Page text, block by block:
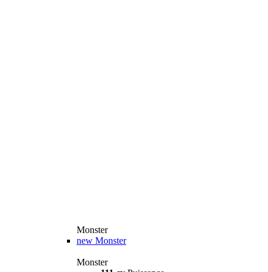
Monster
new Monster
Monster